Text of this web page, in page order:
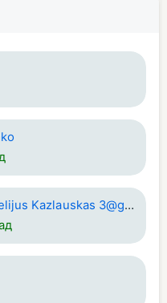
Kazlauskas 3@gmail.com